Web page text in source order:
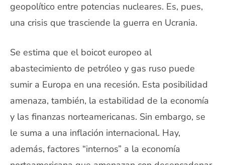
geopolítico entre potencias nucleares. Es, pues,
una crisis que trasciende la guerra en Ucrania.
Se estima que el boicot europeo al
abastecimiento de petróleo y gas ruso puede
sumir a Europa en una recesión. Esta posibilidad
amenaza, también, la estabilidad de la economía
y las finanzas norteamericanas. Sin embargo, se
le suma a una inflación internacional. Hay,
además, factores “internos” a la economía